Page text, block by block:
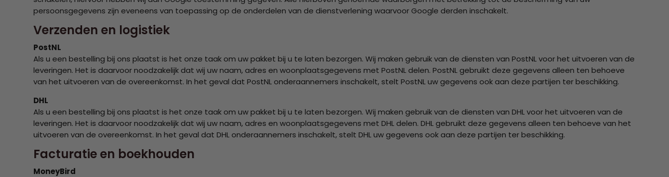
persoonsgegevens zijn eveneens van toepassing op de onderdelen van de dienstverlening waarvoor Google derden inschakelt.
Verzenden en logistiek
PostNL
Als u een bestelling bij ons plaatst is het onze taak om uw pakket bij u te laten bezorgen. Wij maken gebruik van de diensten van PostNL voor het uitvoeren van de
leveringen. Het is daarvoor noodzakelijk dat wij uw naam, adres en woonplaatsgegevens met PostNL delen. PostNL gebruikt deze gegevens alleen ten behoeve
van het uitvoeren van de overeenkomst. In het geval dat PostNL onderaannemers inschakelt, stelt PostNL uw gegevens ook aan deze partijen ter beschikking.
DHL
Als u een bestelling bij ons plaatst is het onze taak om uw pakket bij u te laten bezorgen. Wij maken gebruik van de diensten van DHL voor het uitvoeren van de
leveringen. Het is daarvoor noodzakelijk dat wij uw naam, adres en woonplaatsgegevens met DHL delen. DHL gebruikt deze gegevens alleen ten behoeve van het
uitvoeren van de overeenkomst. In het geval dat DHL onderaannemers inschakelt, stelt DHL uw gegevens ook aan deze partijen ter beschikking.
Facturatie en boekhouden
MoneyBird